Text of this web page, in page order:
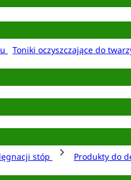
Toniki oczyszczające do
stóp Produkty do